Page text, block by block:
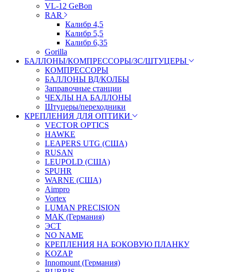
VL-12 GeBon
RAR
Калибр 4,5
Калибр 5,5
Калибр 6,35
Gorilla
БАЛЛОНЫ/КОМПРЕССОРЫ/ЗС/ШТУЦЕРЫ
КОМПРЕССОРЫ
БАЛЛОНЫ ВД/КОЛБЫ
Заправочные станции
ЧЕХЛЫ НА БАЛЛОНЫ
Штуцеры/переходники
КРЕПЛЕНИЯ ДЛЯ ОПТИКИ
VECTOR OPTICS
HAWKE
LEAPERS UTG (США)
RUSAN
LEUPOLD (США)
SPUHR
WARNE (США)
Aimpro
Vortex
LUMAN PRECISION
MAK (Германия)
ЭСТ
NO NAME
КРЕПЛЕНИЯ НА БОКОВУЮ ПЛАНКУ
KOZAP
Innomount (Германия)